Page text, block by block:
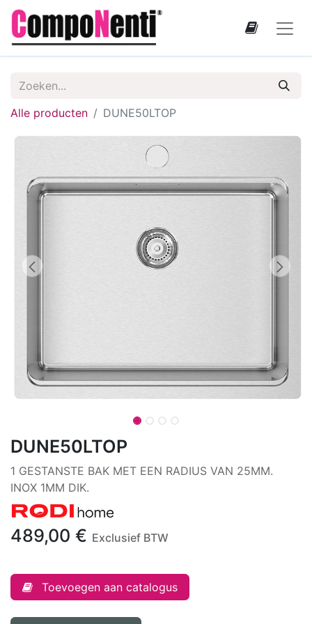
Alle producten DUNE50LTOP
DUNE50LTOP
1 GESTANSTE BAK MET EEN RADIUS VAN 25MM.
INOX 1MM DIK.
489,00 € Exclusief BTW
Toevoegen aan catalogus